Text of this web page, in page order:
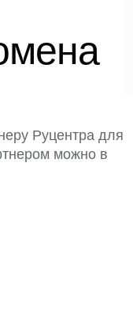
Руцентра для
можно в